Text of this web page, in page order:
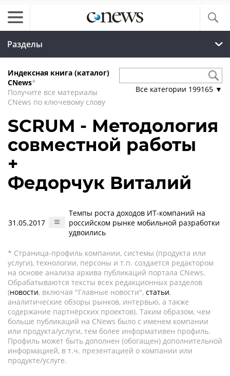
Разделы
Индексная книга (каталог)
CNews*
Получите все материалы
CNews по ключевому слову
Все категории 199165 ▼
SCRUM - Методология
совместной работы
+
Федорчук Виталий
31.05.2017
Темпы роста доходов ИТ-компаний на
российском рынке мобильной разработки
удвоились
* Страница-профиль компании, системы (продукта или
услуги), технологии, персоны и т.п. создается редактором
на основе анализа архива публикаций портала CNews.
Обрабатываются тексты всех редакционных разделов
(новости, включая "Главные новости", статьи,
аналитические обзоры рынков, интервью, а также
содержание партнёрских проектов). Таким образом, чем
больше публикаций на CNews было с именем компании
или продукта/услуги, тем более информативен профиль.
Профиль может быть дополнен (обогащен) дополнительной
информацией, в т.ч. презентацией о компании или
продукте/услуге.